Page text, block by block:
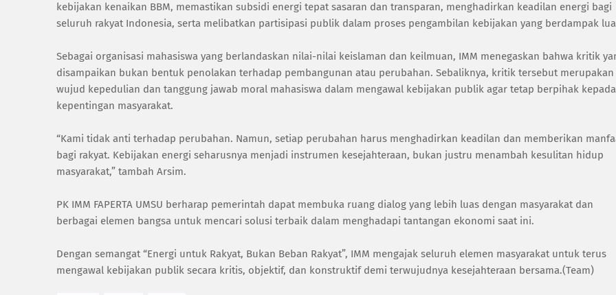
kebijakan kenaikan BBM, memastikan subsidi energi tepat sasaran dan transparan, menghadirkan keadilan energi bagi
seluruh rakyat Indonesia, serta melibatkan partisipasi publik dalam proses pengambilan kebijakan yang berdampak
Sebagai organisasi mahasiswa yang berlandaskan nilai-nilai keislaman dan keilmuan, IMM menegaskan bahwa kritik
disampaikan bukan bentuk penolakan terhadap pembangunan atau perubahan. Sebaliknya, kritik tersebut merupakan
wujud kepedulian dan tanggung jawab moral mahasiswa dalam mengawal kebijakan publik agar tetap berpihak kepada
kepentingan masyarakat.
“Kami tidak anti terhadap perubahan. Namun, setiap perubahan harus menghadirkan keadilan dan memberikan
bagi rakyat. Kebijakan energi seharusnya menjadi instrumen kesejahteraan, bukan justru menambah kesulitan hidup
masyarakat,” tambah Arsim.
PK IMM FAPERTA UMSU berharap pemerintah dapat membuka ruang dialog yang lebih luas dengan masyarakat dan
berbagai elemen bangsa untuk mencari solusi terbaik dalam menghadapi tantangan ekonomi saat ini.
Dengan semangat “Energi untuk Rakyat, Bukan Beban Rakyat”, IMM mengajak seluruh elemen masyarakat untuk terus
mengawal kebijakan publik secara kritis, objektif, dan konstruktif demi terwujudnya kesejahteraan bersama.(Team)